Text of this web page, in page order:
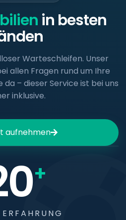
in besten
Warteschleifen. Unser
allen Fragen rund um Ihre
da – dieser Service ist bei uns
inklusive.
aufnehmen
+